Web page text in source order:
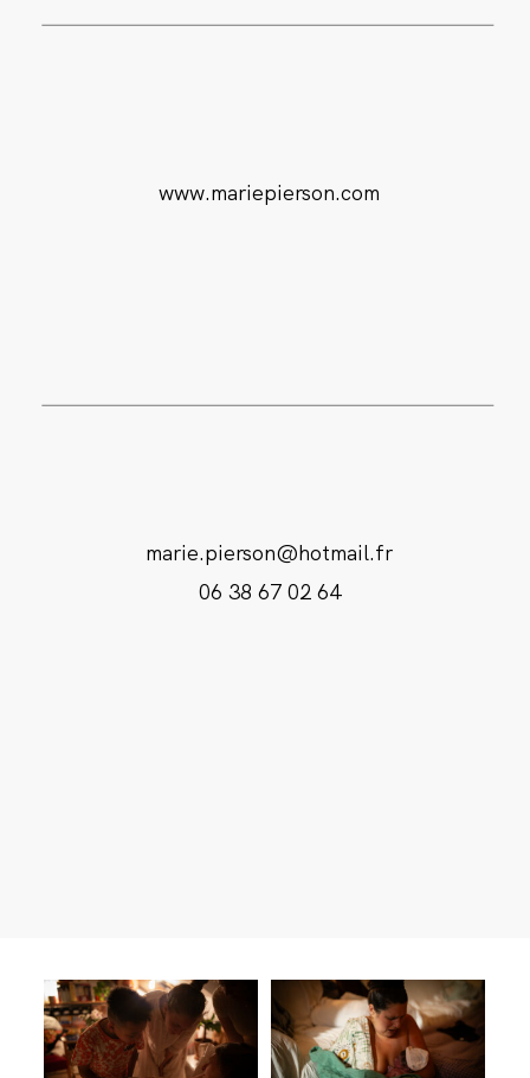
www.mariepierson.com
marie.pierson@hotmail.fr
06 38 67 02 64